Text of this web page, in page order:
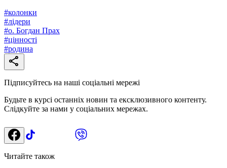
#колонки
#лідери
#о. Богдан Прах
#цінності
#родина
Підписуйтесь на наші соціальні мережі
Будьте в курсі останніх новин та ексклюзивного контенту.
Слідкуйте за нами у соціальних мережах.
Читайте також